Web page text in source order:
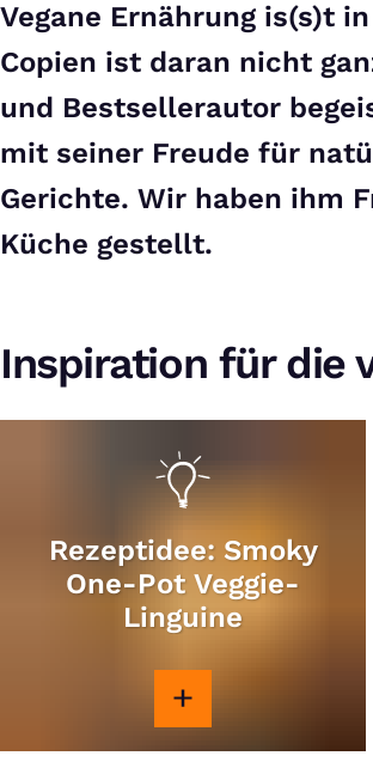
Vegane Ernährung is(s)t
Copien ist daran nicht
und Bestsellerautor
mit seiner Freude für
Gerichte. Wir haben ihm
Küche gestellt.
Inspiration für die
Rezeptidee: Smoky
One-Pot Veggie-
Linguine